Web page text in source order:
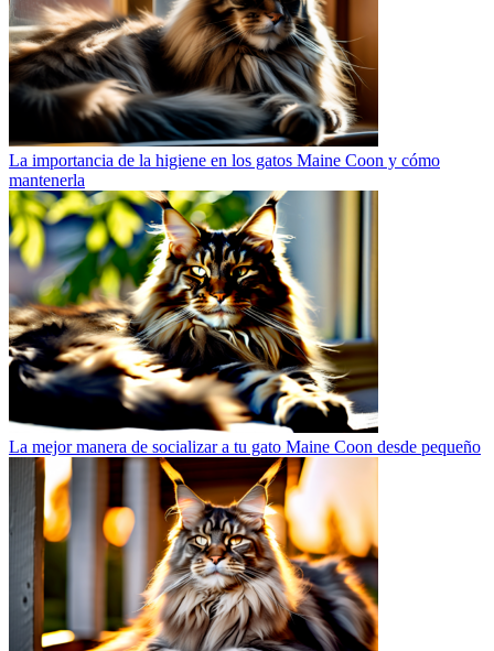
La importancia de la higiene en los gatos Maine Coon y cómo
mantenerla
La mejor manera de socializar a tu gato Maine Coon desde pequeño